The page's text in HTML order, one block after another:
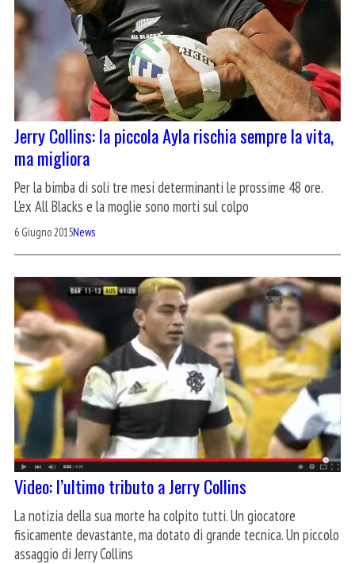
Jerry Collins: la piccola Ayla rischia sempre la vita,
ma migliora
Per la bimba di soli tre mesi determinanti le prossime 48 ore.
L'ex All Blacks e la moglie sono morti sul colpo
6 Giugno 2015News
Video: l’ultimo tributo a Jerry Collins
La notizia della sua morte ha colpito tutti. Un giocatore
fisicamente devastante, ma dotato di grande tecnica. Un piccolo
assaggio di Jerry Collins